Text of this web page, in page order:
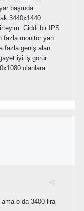
başında
3440x1440
Ciddi bir IPS
fazla monitör yan
fazla geniş alan
iyi iş görür.
olanlara
o da 3400 lira